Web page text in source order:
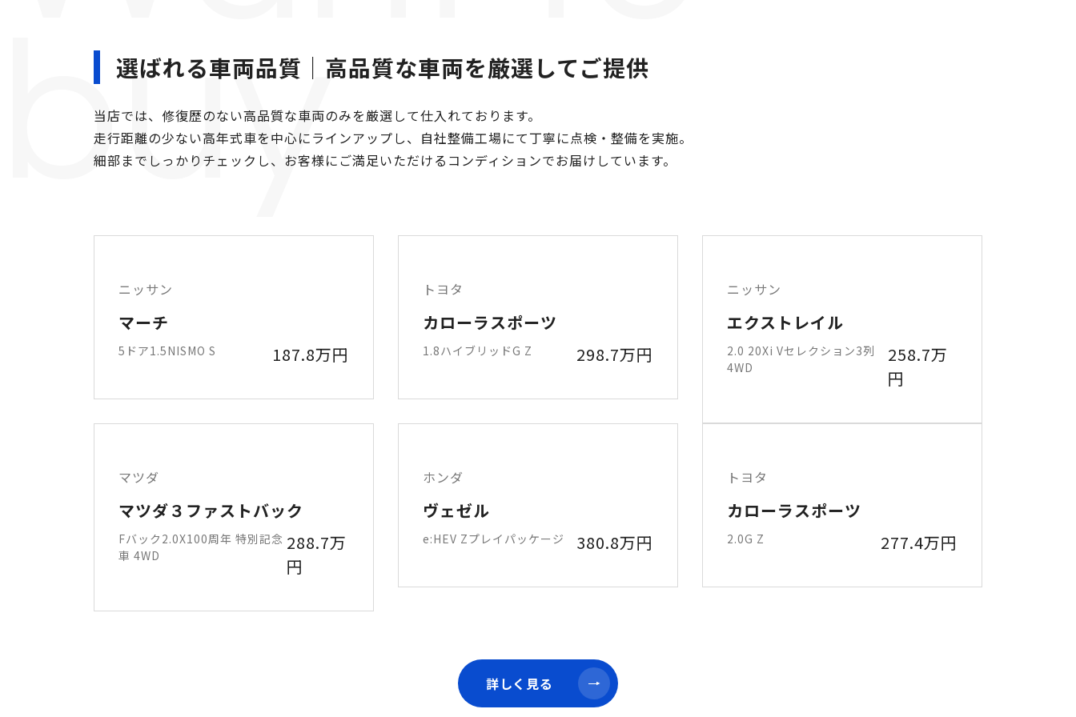
buy
選ばれる車両品質｜ 高品質な車両を厳選してご提供
当店では、修復歴のない高品質な車両のみを厳選して仕入れております。
走行距離の少ない高年式車を中心にラインアップし、自社整備工場にて丁寧に点検・整備を実施。
細部までしっかりチェックし、お客様にご満足いただけるコンディションでお届けしています。
ニッサン
マーチ
5ドア1.5NISMO S 187.8万円
トヨタ
カローラスポーツ
1.8ハイブリッドG Z 298.7万円
ニッサン
エクストレイル
2.0 20Xi Vセレクション3列
4WD
258.7万
円
マツダ
マツダ３ファストバック
Fバック2.0X100周年 特別記念
車 4WD
288.7万
円
ホンダ
ヴェゼル
e:HEV Zプレイパッケージ 380.8万円
トヨタ
カローラスポーツ
2.0G Z 277.4万円
詳しく見る
詳しく見る